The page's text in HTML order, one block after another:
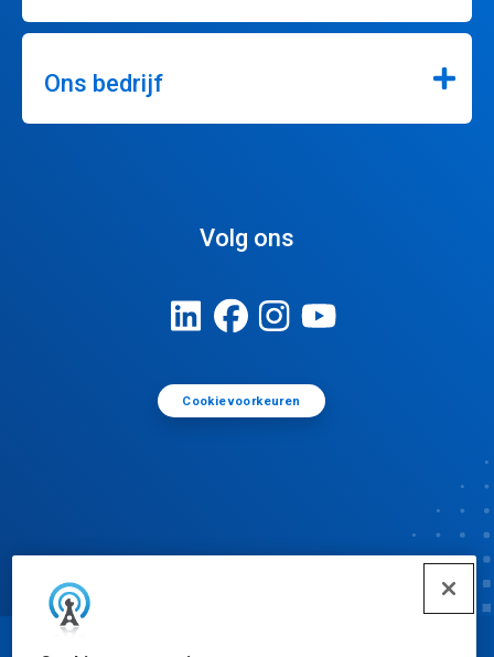
Ons bedrijf
Volg ons
Cookievoorkeuren